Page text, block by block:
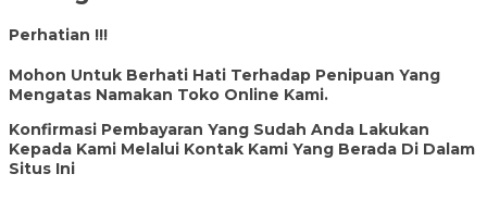
Perhatian !!!
Mohon Untuk Berhati Hati Terhadap Penipuan Yang
Mengatas Namakan Toko Online Kami.
Konfirmasi Pembayaran Yang Sudah Anda Lakukan
Kepada Kami Melalui Kontak Kami Yang Berada Di Dalam
Situs Ini